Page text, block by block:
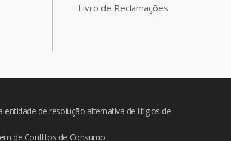
Livro de Reclamações
de resolução alternativa de litígios de
de Conflitos de Consumo.